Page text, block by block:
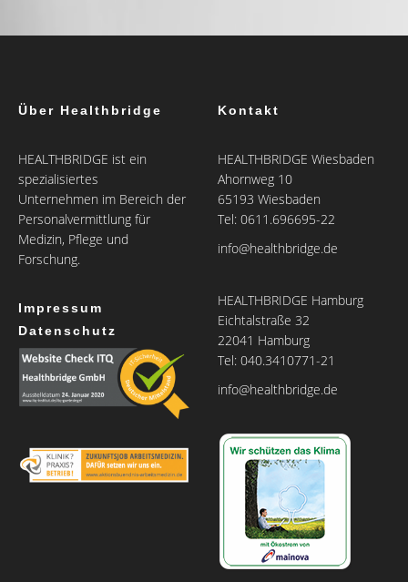
Über Healthbridge
HEALTHBRIDGE ist ein
spezialisiertes
Unternehmen im Bereich der
Personalvermittlung für
Medizin, Pflege und
Forschung.
Impressum
Datenschutz
Kontakt
HEALTHBRIDGE Wiesbaden
Ahornweg 10
65193 Wiesbaden
Tel: 0611.696695-22
info@healthbridge.de
HEALTHBRIDGE Hamburg
Eichtalstraße 32
22041 Hamburg
Tel: 040.3410771-21
info@healthbridge.de